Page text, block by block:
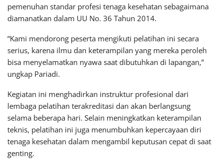
pemenuhan standar profesi tenaga kesehatan sebagaimana
diamanatkan dalam UU No. 36 Tahun 2014.
“Kami mendorong peserta mengikuti pelatihan ini secara
serius, karena ilmu dan keterampilan yang mereka peroleh
bisa menyelamatkan nyawa saat dibutuhkan di lapangan,”
ungkap Pariadi.
Kegiatan ini menghadirkan instruktur profesional dari
lembaga pelatihan terakreditasi dan akan berlangsung
selama beberapa hari. Selain meningkatkan keterampilan
teknis, pelatihan ini juga menumbuhkan kepercayaan diri
tenaga kesehatan dalam mengambil keputusan cepat di saat
genting.